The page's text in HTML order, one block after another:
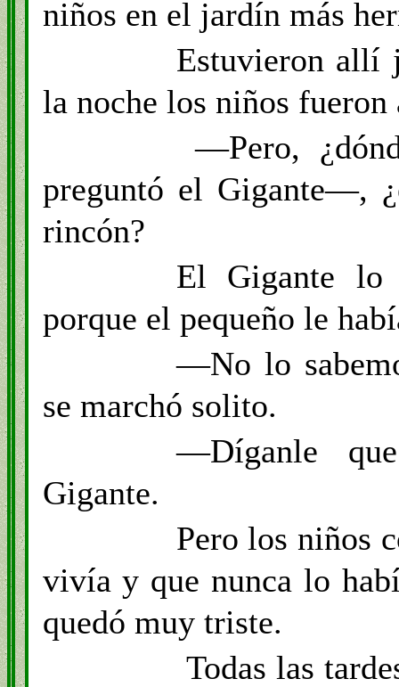
niños en el jardín más
Estuvieron allí
la noche los niños fueron
—Pero,
preguntó el Gigante—,
rincón?
El Gigante lo
porque el pequeño le
—No lo
se marchó solito.
—Díganle
Gigante.
Pero los niños
vivía y que nunca lo
quedó muy triste.
Todas las